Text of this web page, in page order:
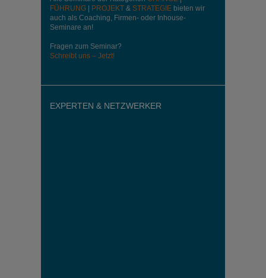
FÜHRUNG
PROJEKT & STRATEGIE bieten wir
auch als Coaching, Firmen- oder Inhouse-
Seminare an!
Fragen zum Seminar?
Schreibt uns – Jetzt!
EXPERTEN & NETZWERKER